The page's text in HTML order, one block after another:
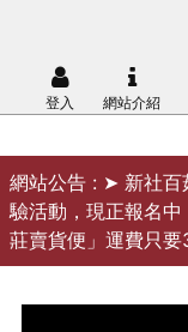
網站公告 : ➤ 新社百
驗活動，現正報名
莊賣貨便」運費只要
登入 網站介紹